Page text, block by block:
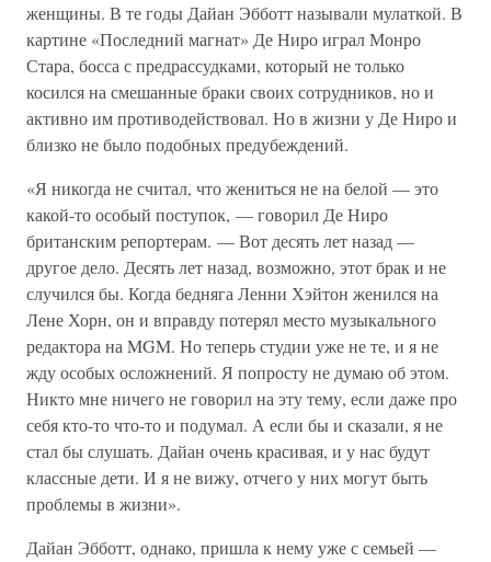
женщины. В те годы Дайан Эбботт называли мулаткой. В
картине «Последний магнат» Де Ниро играл Монро
Стара, босса с предрассудками, который не только
косился на смешанные браки своих сотрудников, но и
активно им противодействовал. Но в жизни у Де Ниро и
близко не было подобных предубеждений.
«Я никогда не считал, что жениться не на белой — это
какой-то особый поступок, — говорил Де Ниро
британским репортерам. — Вот десять лет назад —
другое дело. Десять лет назад, возможно, этот брак и не
случился бы. Когда бедняга Ленни Хэйтон женился на
Лене Хорн, он и вправду потерял место музыкального
редактора на MGM. Но теперь студии уже не те, и я не
жду особых осложнений. Я попросту не думаю об этом.
Никто мне ничего не говорил на эту тему, если даже про
себя кто-то что-то и подумал. А если бы и сказали, я не
стал бы слушать. Дайан очень красивая, и у нас будут
классные дети. И я не вижу, отчего у них могут быть
проблемы в жизни».
Дайан Эбботт, однако, пришла к нему уже с семьей —